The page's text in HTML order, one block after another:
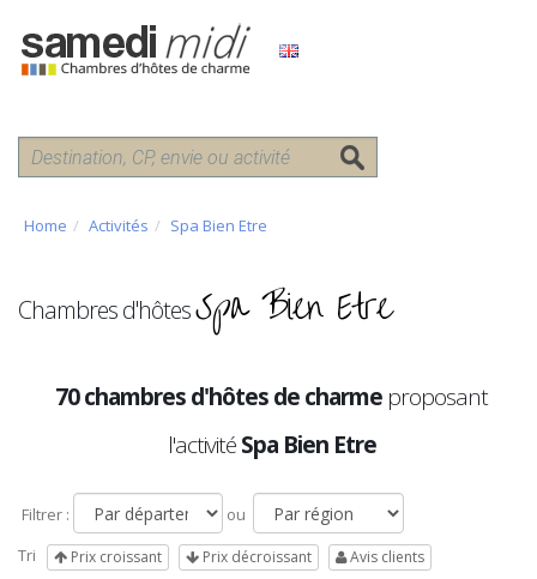
Home Activités Spa Bien Etre
Chambres d'hôtesSpa Bien Etre
70 chambres d'hôtes de charme proposant
l'activitéSpa Bien Etre
Filtrer :
ou
Tri
Prix croissant Prix décroissant Avis clients